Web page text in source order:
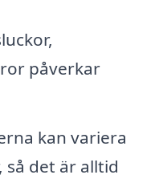
påverkar
kan variera
det är alltid